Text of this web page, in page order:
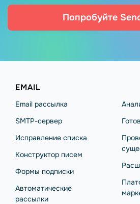
Попробуйте
EMAIL
Email рассылка
SMTP-сервер
Исправление списка
Конструктор писем
Формы подписки
Автоматические
рассылки